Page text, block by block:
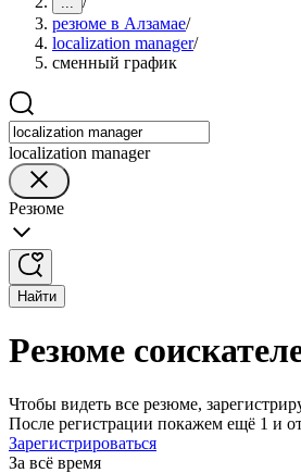
резюме в Алзамае/
localization manager/
сменный график
localization manager
Резюме
Найти
Резюме
Чтобы видеть все резюме,
После регистрации покажем ещё 1 и
Зарегистрироваться
За всё время